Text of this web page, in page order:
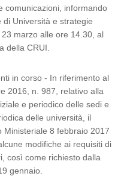
comunicazioni, informando
di Università e strategie
marzo alle ore 14.30, al
della CRUI.
in corso - In riferimento al
2016, n. 987, relativo alla
e periodico delle sedi e
delle università, il
Ministeriale 8 febbraio 2017
modifiche ai requisiti di
così come richiesto dalla
gennaio.